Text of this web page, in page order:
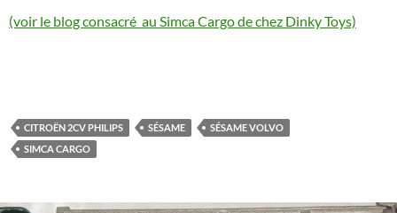
(voir le blog consacré au Simca Cargo de chez Dinky Toys)
CITROËN 2CV PHILIPS SÉSAME
SÉSAME VOLVO
SIMCA CARGO